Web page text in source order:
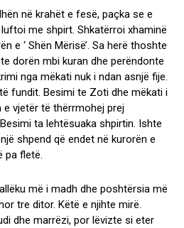
në krahët e fesë, paçka se e
me shpirt. Shkatërroi xhaminë
e ‘ Shën Mërisë’. Sa herë thoshte
dorën mbi kuran dhe perëndonte
nga mëkati nuk i ndan asnjë fije.
fundit. Besimi te Zoti dhe mëkati i
e vjetër të thërrmohej prej
ta lehtësuaka shpirtin. Ishte
shpend që endet në kurorën e
pa fletë.
më i madh dhe poshtërsia më
tre ditor. Këtë e njihte mirë.
dhe marrëzi, por lëvizte si eter